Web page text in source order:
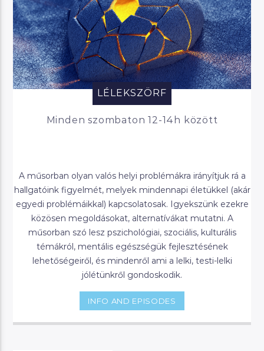
LÉLEKSZÖRF
Minden szombaton 12-14h között
A műsorban olyan valós helyi problémákra irányítjuk rá a
hallgatóink figyelmét, melyek mindennapi életükkel (akár
egyedi problémáikkal) kapcsolatosak. Igyekszünk ezekre
közösen megoldásokat, alternatívákat mutatni. A
műsorban szó lesz pszichológiai, szociális, kulturális
témákról, mentális egészségük fejlesztésének
lehetőségeiről, és mindenről ami a lelki, testi-lelki
jólétünkről gondoskodik.
INFO AND EPISODES